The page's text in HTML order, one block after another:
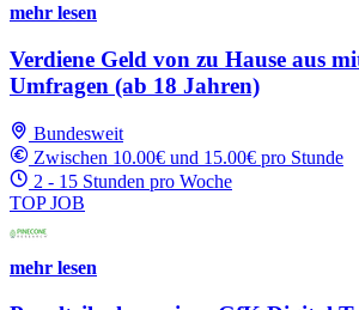
mehr lesen
Verdiene Geld von zu Hause aus
Umfragen (ab 18 Jahren)
Bundesweit
Zwischen 10.00€ und 15.00€ pro Stunde
2 - 15 Stunden pro Woche
TOP JOB
mehr lesen